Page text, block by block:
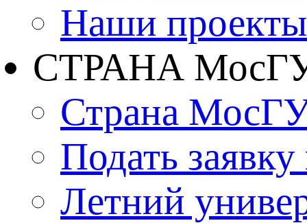
Наши проекты
СТРАНА
Страна
Подать
Летний